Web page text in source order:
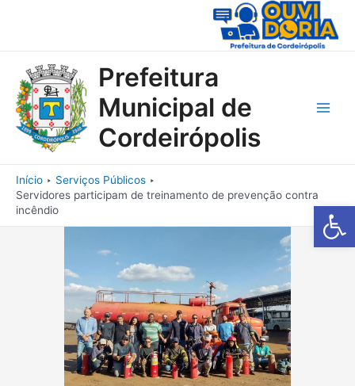
Barra de
Prefeitura
Municipal de
Cordeirópolis
Início
Serviços Públicos
Servidores participam de treinamento de prevenção contra
incêndio